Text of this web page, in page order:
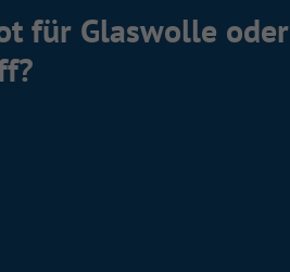
für Glaswolle oder